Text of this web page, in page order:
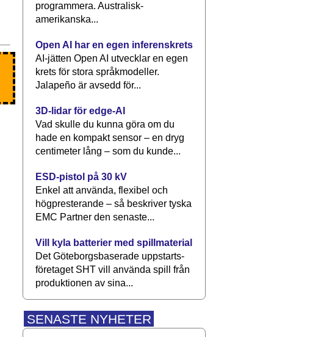
programmera. Australisk-
amerikanska...
Open AI har en egen inferenskrets
AI-jätten Open AI utvecklar en egen
krets för stora språkmodeller.
Jalapeño är avsedd för...
3D-lidar för edge-AI
Vad skulle du kunna göra om du
hade en kompakt sensor – en dryg
centimeter lång – som du kunde...
ESD-pistol på 30 kV
Enkel att använda, flexibel och
högpresterande – så beskriver tyska
EMC Partner den senaste...
Vill kyla batterier med spillmaterial
Det Göteborgsbaserade upp­starts­
företaget SHT vill använda spill från
produktionen av sina...
SENASTE NYHETER